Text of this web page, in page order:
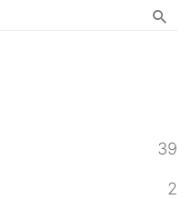
39
2